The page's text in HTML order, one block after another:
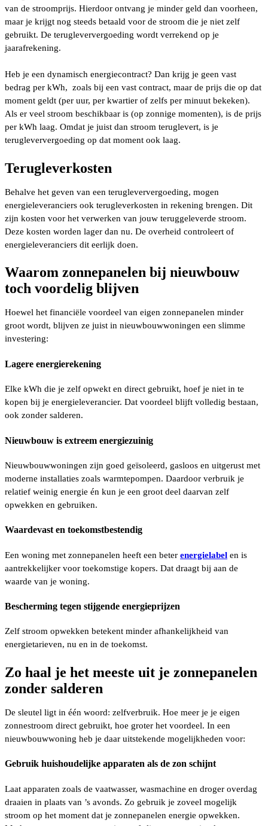
van de stroomprijs. Hierdoor ontvang je minder geld dan voorheen,
maar je krijgt nog steeds betaald voor de stroom die je niet zelf
gebruikt. De terugleververgoeding wordt verrekend op je
jaarafrekening.
Heb je een dynamisch energiecontract? Dan krijg je geen vast
bedrag per kWh, zoals bij een vast contract, maar de prijs die op dat
moment geldt (per uur, per kwartier of zelfs per minuut bekeken).
Als er veel stroom beschikbaar is (op zonnige momenten), is de prijs
per kWh laag. Omdat je juist dan stroom teruglevert, is je
terugleververgoeding op dat moment ook laag.
Terugleverkosten
Behalve het geven van een terugleververgoeding, mogen
energieleveranciers ook terugleverkosten in rekening brengen. Dit
zijn kosten voor het verwerken van jouw teruggeleverde stroom.
Deze kosten worden lager dan nu. De overheid controleert of
energieleveranciers dit eerlijk doen.
Waarom zonnepanelen bij nieuwbouw
toch voordelig blijven
Hoewel het financiële voordeel van eigen zonnepanelen minder
groot wordt, blijven ze juist in nieuwbouwwoningen een slimme
investering:
Lagere energierekening
Elke kWh die je zelf opwekt en direct gebruikt, hoef je niet in te
kopen bij je energieleverancier. Dat voordeel blijft volledig bestaan,
ook zonder salderen.
Nieuwbouw is extreem energiezuinig
Nieuwbouwwoningen zijn goed geïsoleerd, gasloos en uitgerust met
moderne installaties zoals warmtepompen. Daardoor verbruik je
relatief weinig energie én kun je een groot deel daarvan zelf
opwekken en gebruiken.
Waardevast en toekomstbestendig
Een woning met zonnepanelen heeft een beter energielabel en is
aantrekkelijker voor toekomstige kopers. Dat draagt bij aan de
waarde van je woning.
Bescherming tegen stijgende energieprijzen
Zelf stroom opwekken betekent minder afhankelijkheid van
energietarieven, nu en in de toekomst.
Zo haal je het meeste uit je zonnepanelen
zonder salderen
De sleutel ligt in één woord: zelfverbruik. Hoe meer je je eigen
zonnestroom direct gebruikt, hoe groter het voordeel. In een
nieuwbouwwoning heb je daar uitstekende mogelijkheden voor:
Gebruik huishoudelijke apparaten als de zon schijnt
Laat apparaten zoals de vaatwasser, wasmachine en droger overdag
draaien in plaats van ’s avonds. Zo gebruik je zoveel mogelijk
stroom op het moment dat je zonnepanelen energie opwekken.